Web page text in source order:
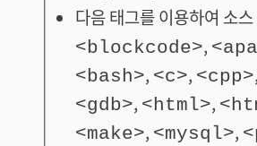
다음 태그를 이용하여 소
<blockcode>,
<bash>, <c>, <cpp>
<gdb>, <html>,
<make>, <mysql>,